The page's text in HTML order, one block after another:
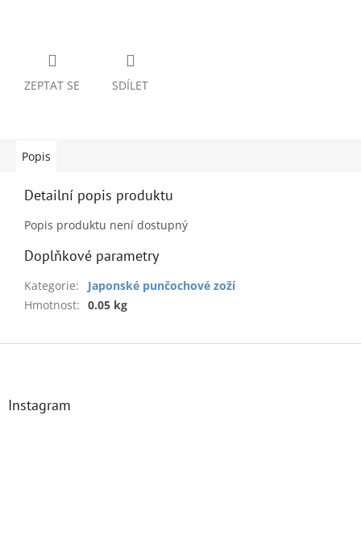
ZEPTAT SE SDÍLET
Popis
Detailní popis produktu
Popis produktu není dostupný
Doplňkové parametry
Kategorie:
Japonské punčochové zoží
Hmotnost: 0.05 kg
Z
Instagram